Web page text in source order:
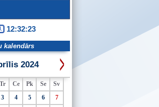
12:32:24
kalendārs
2024
Tr Ce Pk Se
Sv
3 4 5 6
7